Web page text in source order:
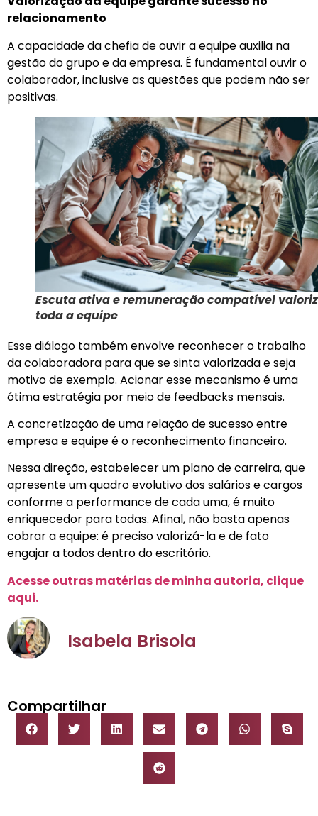
relacionamento
A capacidade da chefia de ouvir a equipe auxilia na
gestão do grupo e da empresa. É fundamental ouvir o
colaborador, inclusive as questões que podem não ser
positivas.
Escuta ativa e remuneração compatível
toda a equipe
Esse diálogo também envolve reconhecer o trabalho
da colaboradora para que se sinta valorizada e seja
motivo de exemplo. Acionar esse mecanismo é uma
ótima estratégia por meio de feedbacks mensais.
A concretização de uma relação de sucesso entre
empresa e equipe é o reconhecimento financeiro.
Nessa direção, estabelecer um plano de carreira, que
apresente um quadro evolutivo dos salários e cargos
conforme a performance de cada uma, é muito
enriquecedor para todas. Afinal, não basta apenas
cobrar a equipe: é preciso valorizá-la e de fato
engajar a todos dentro do escritório.
Acesse outras matérias de minha autoria, clique
aqui.
Isabela Brisola
Compartilhar